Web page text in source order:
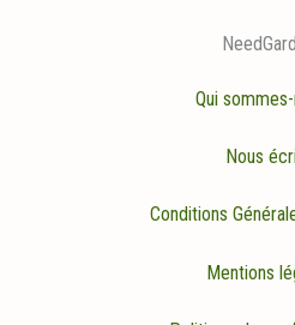
Qui
Nous
Conditions
Mentions